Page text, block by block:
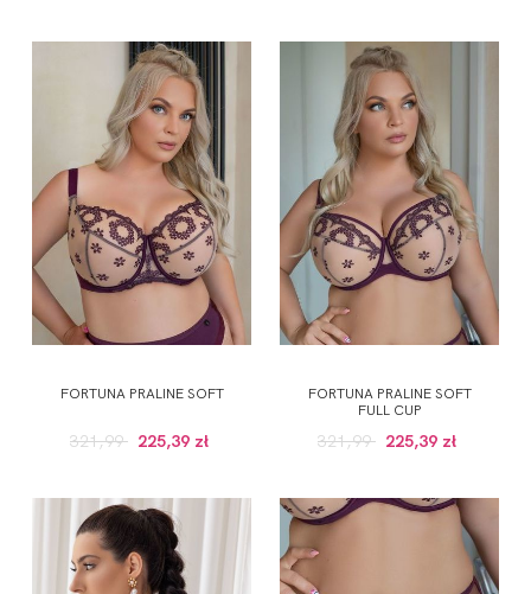
FORTUNA PRALINE SOFT
321,99 225,39 zł
FORTUNA PRALINE SOFT
FULL CUP
321,99 225,39 zł